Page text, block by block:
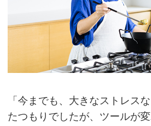
「今までも、大きなストレス
たつもりでしたが、ツールが